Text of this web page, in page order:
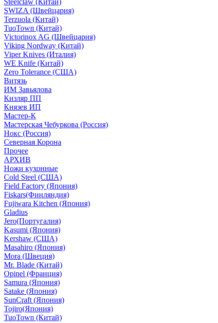
Steelclaw (Китай)
SWIZA (Швейцария)
Terzuola (Китай)
TuoTown (Китай)
Victorinox AG (Швейцария)
Viking Nordway (Китай)
Viper Knives (Италия)
WE Knife (Китай)
Zero Tolerance (США)
Витязь
ИМ Завьялова
Кизляр ПП
Князев ИП
Мастер-К
Мастерская Чебуркова (Россия)
Нокс (Россия)
Северная Корона
Прочее
АРХИВ
Ножи кухонные
Cold Steel (США)
Field Factory (Япония)
Fiskars(Финляндия)
Fujiwara Kitchen (Япония)
Gladius
Jero(Португалия)
Kasumi (Япония)
Kershaw (США)
Masahiro (Япония)
Mora (Швеция)
Mr. Blade (Китай)
Opinel (Франция)
Samura (Япония)
Satake (Япония)
SunCraft (Япония)
Tojiro(Япония)
TuoTown (Китай)